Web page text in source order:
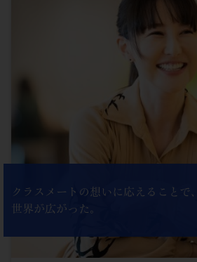
クラスメートの想いに応えることで、
世界が広がった。